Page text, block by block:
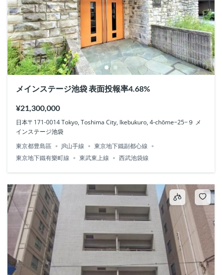
メインステージ池袋 表面投報率4.68%
¥21,300,000
日本〒171-0014 Tokyo, Toshima City, Ikebukuro, 4-chōme−25−９ メ
インステージ池袋
東京都豊島區
JR山手線
東京地下鐵副都心線
東京地下鐵有樂町線
東武東上線 西武池袋線